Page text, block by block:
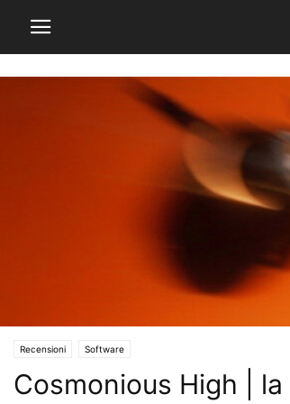
Recensioni Software
Cosmonious High |